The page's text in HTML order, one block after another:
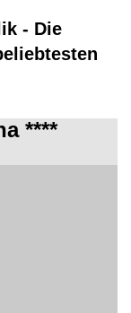
- Die
****